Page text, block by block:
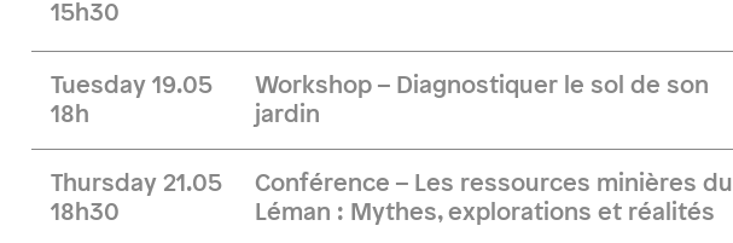
15h30
Tuesday 19.05
18h
Workshop – Diagnostiquer le sol de son
jardin
Thursday 21.05
18h30
Conférence – Les ressources minières du
Léman : Mythes, explorations et réalités